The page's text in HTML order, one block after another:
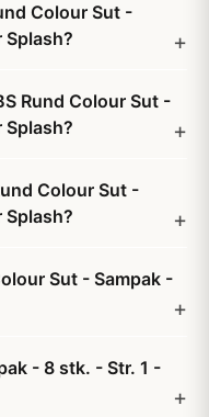
Colour Sut -
Splash?
Rund Colour Sut -
Splash?
Colour Sut -
Splash?
Sut - Sampak -
- 8 stk. - Str. 1 -